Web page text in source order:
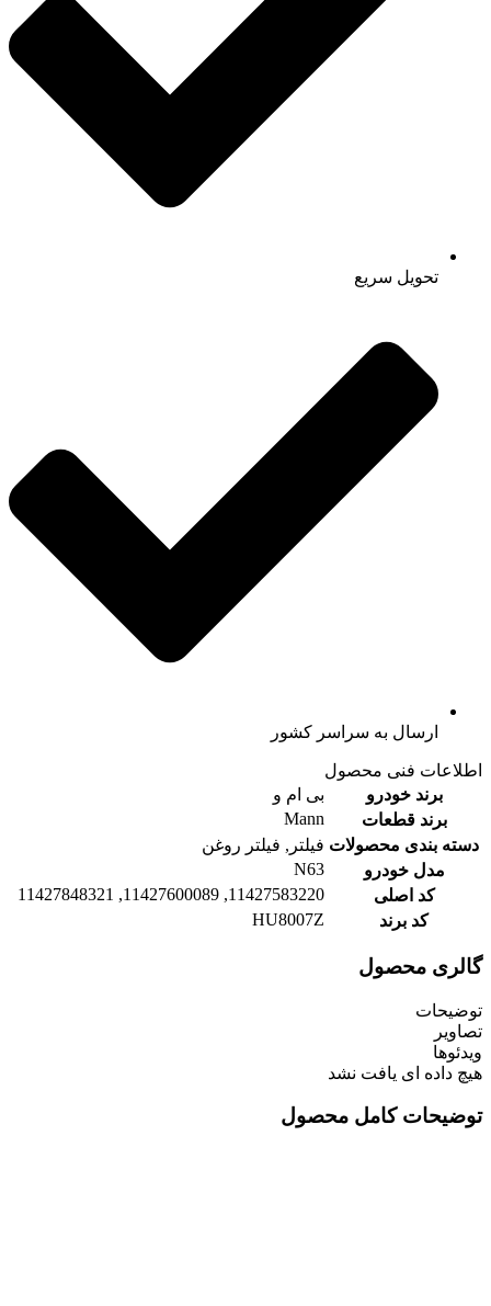
تحویل سریع
ارسال به سراسر کشور
اطلاعات فنی محصول
برند خودرو
بی ام و
برند قطعات
Mann
دسته بندی محصولات فیلتر, فیلتر روغن
مدل خودرو
N63
کد اصلی
11427583220, 11427600089, 11427848321
کد برند
HU8007Z
گالری محصول
توضیحات
تصاویر
ویدئوها
هیچ داده ای یافت نشد
توضیحات کامل محصول